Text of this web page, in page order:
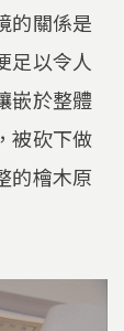
的關係是
足以令人
嵌於整體
被砍下做
的檜木原